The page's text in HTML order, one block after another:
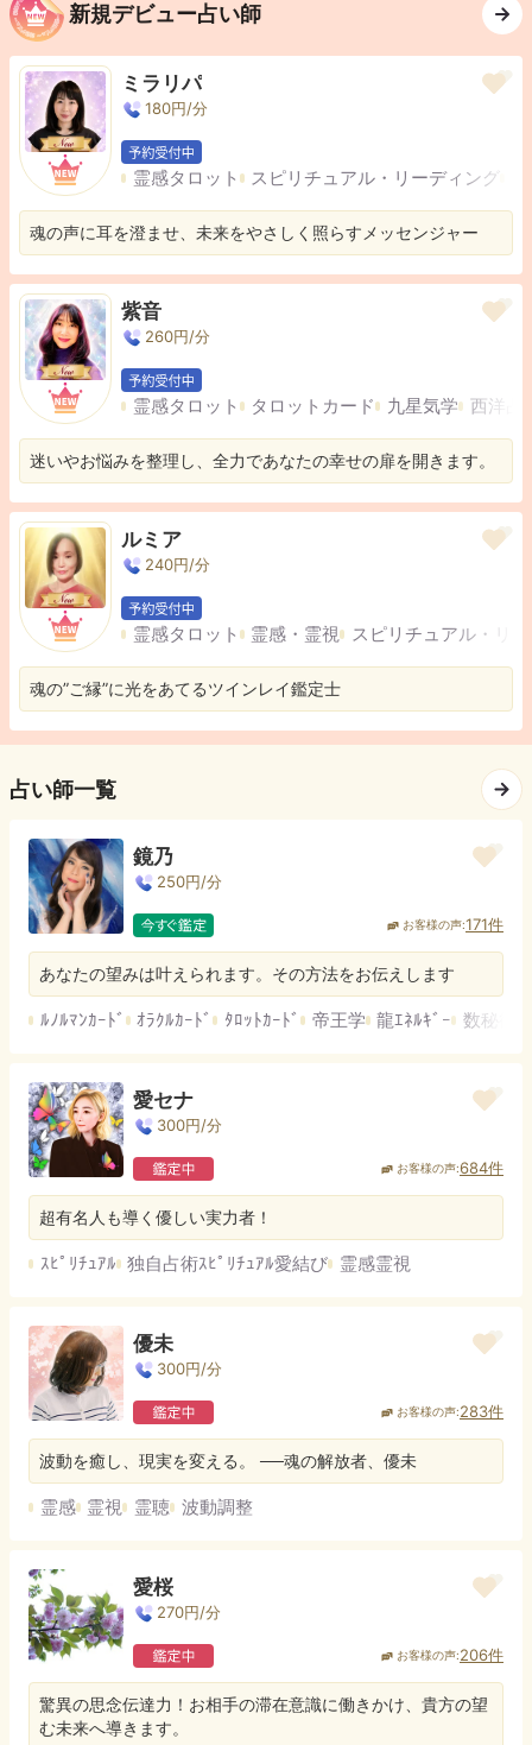
新規デビュー占い師
ミラリパ
180円/分
霊感タロット スピリチュアル・リーディング
魂の声に耳を澄ませ、未来をやさしく照らすメッセンジャー
紫音
260円/分
霊感タロット タロットカード 九星気学 西洋占
迷いやお悩みを整理し、全力であなたの幸せの扉を開きます。
ルミア
240円/分
霊感タロット 霊感・霊視 スピリチュアル・リ
魂の”ご縁”に光をあてるツインレイ鑑定士
占い師一覧
鏡乃
250円/分
お客様の声:171件
あなたの望みは叶えられます。その方法をお伝えします
ﾙﾉﾙﾏﾝｶｰﾄﾞ ｵﾗｸﾙｶｰﾄﾞ ﾀﾛｯﾄｶｰﾄﾞ 帝王学 龍ｴﾈﾙｷﾞｰ 数秘術
愛セナ
300円/分
お客様の声:684件
超有名人も導く優しい実力者！
ｽﾋﾟﾘﾁｭｱﾙ 独自占術ｽﾋﾟﾘﾁｭｱﾙ愛結び 霊感霊視
優未
300円/分
お客様の声:283件
波動を癒し、現実を変える。 ──魂の解放者、優未
霊感 霊視 霊聴 波動調整
愛桜
270円/分
お客様の声:206件
驚異の思念伝達力！お相手の滞在意識に働きかけ、貴方の望
む未来へ導きます。